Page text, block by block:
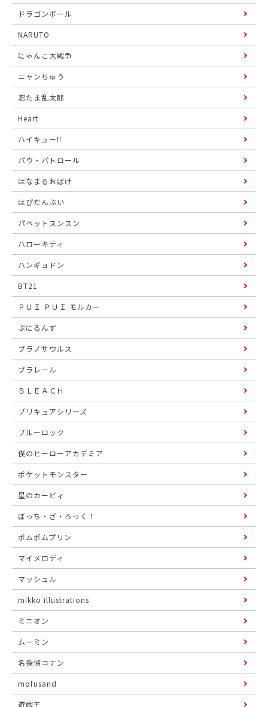
ドラゴンボール
NARUTO
にゃんこ大戦争
ニャンちゅう
忍たま乱太郎
Heart
ハイキュー!!
パウ・パトロール
はなまるおばけ
はぴだんぶい
パペットスンスン
ハローキティ
ハンギョドン
BT21
ＰＵＩ ＰＵＩ モルカー
ぷにるんず
プラノサウルス
プラレール
ＢＬＥＡＣＨ
プリキュアシリーズ
ブルーロック
僕のヒーローアカデミア
ポケットモンスター
星のカービィ
ぼっち・ざ・ろっく！
ポムポムプリン
マイメロディ
マッシュル
mikko illustrations
ミニオン
ムーミン
名探偵コナン
mofusand
遊戯王